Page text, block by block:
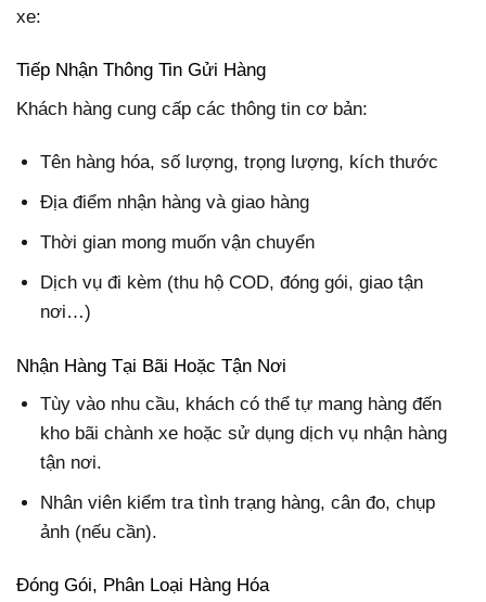
xe:
Tiếp Nhận Thông Tin Gửi Hàng
Khách hàng cung cấp các thông tin cơ bản:
Tên hàng hóa, số lượng, trọng lượng, kích thước
Địa điểm nhận hàng và giao hàng
Thời gian mong muốn vận chuyển
Dịch vụ đi kèm (thu hộ COD, đóng gói, giao tận
nơi…)
Nhận Hàng Tại Bãi Hoặc Tận Nơi
Tùy vào nhu cầu, khách có thể tự mang hàng đến
kho bãi chành xe hoặc sử dụng dịch vụ nhận hàng
tận nơi.
Nhân viên kiểm tra tình trạng hàng, cân đo, chụp
ảnh (nếu cần).
Đóng Gói, Phân Loại Hàng Hóa